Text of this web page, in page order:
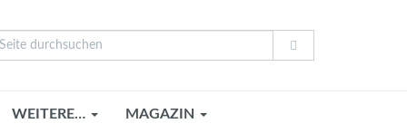
WEITERE… MAGAZIN